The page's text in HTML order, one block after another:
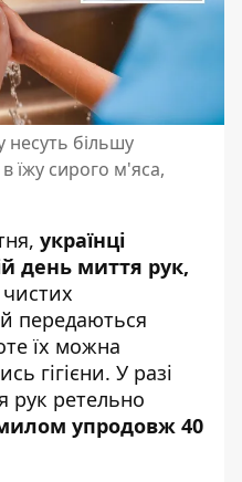
несуть більшу
їжу сирого м'яса,
українці
день миття рук,
передаються
їх можна
гігієни. У разі
рук ретельно
упродовж 40